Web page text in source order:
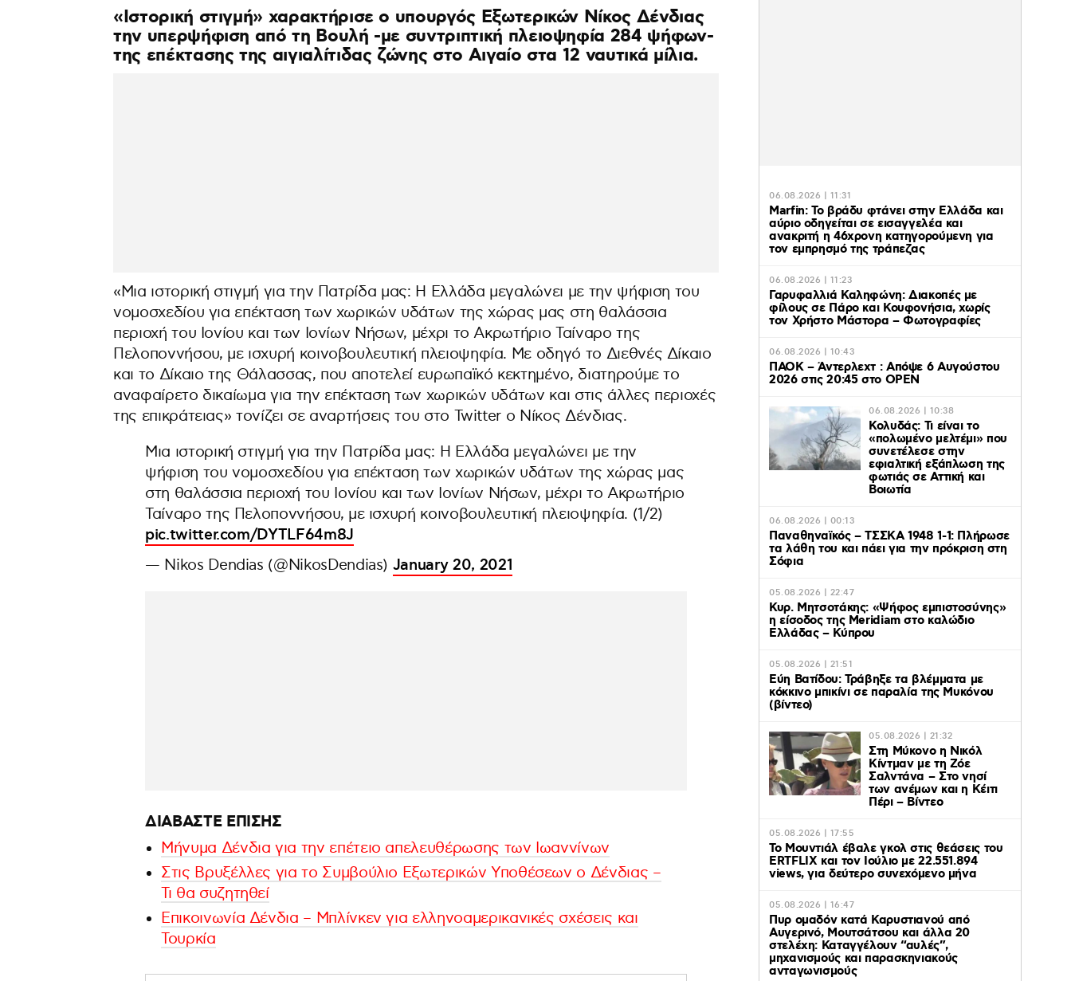
«Ιστορική στιγμή» χαρακτήρισε ο υπουργός Εξωτερικών Νίκος Δένδιας
την υπερψήφιση από τη Βουλή -με συντριπτική πλειοψηφία 284 ψήφων-
της επέκτασης της αιγιαλίτιδας ζώνης στο Αιγαίο στα 12 ναυτικά μίλια.
«Μια ιστορική στιγμή για την Πατρίδα μας: Η Ελλάδα μεγαλώνει με την ψήφιση του
νομοσχεδίου για επέκταση των χωρικών υδάτων της χώρας μας στη θαλάσσια
περιοχή του Ιονίου και των Ιονίων Νήσων, μέχρι το Ακρωτήριο Ταίναρο της
Πελοποννήσου, με ισχυρή κοινοβουλευτική πλειοψηφία. Με οδηγό το Διεθνές Δίκαιο
και το Δίκαιο της Θάλασσας, που αποτελεί ευρωπαϊκό κεκτημένο, διατηρούμε το
αναφαίρετο δικαίωμα για την επέκταση των χωρικών υδάτων και στις άλλες περιοχές
της επικράτειας» τονίζει σε αναρτήσεις του στο Twitter ο Νίκος Δένδιας.
Μια ιστορική στιγμή για την Πατρίδα μας: Η Ελλάδα μεγαλώνει με την
ψήφιση του νομοσχεδίου για επέκταση των χωρικών υδάτων της χώρας μας
στη θαλάσσια περιοχή του Ιονίου και των Ιονίων Νήσων, μέχρι το Ακρωτήριο
Ταίναρο της Πελοποννήσου, με ισχυρή κοινοβουλευτική πλειοψηφία. (1/2)
pic.twitter.com/DYTLF64m8J
— Nikos Dendias (@NikosDendias) January 20, 2021
ΔΙΑΒΑΣΤΕ ΕΠΙΣΗΣ
Μήνυμα Δένδια για την επέτειο απελευθέρωσης των Ιωαννίνων
Στις Βρυξέλλες για το Συμβούλιο Εξωτερικών Υποθέσεων ο Δένδιας –
Τι θα συζητηθεί
Επικοινωνία Δένδια – Μπλίνκεν για ελληνοαμερικανικές σχέσεις και
Τουρκία
06.08.2026 | 11:31
Marfin: Το βράδυ φτάνει στην Ελλάδα και
αύριο οδηγείται σε εισαγγελέα και
ανακριτή η 46χρονη κατηγορούμενη για
τον εμπρησμό της τράπεζας
06.08.2026 | 11:23
Γαρυφαλλιά Καληφώνη: Διακοπές με
φίλους σε Πάρο και Κουφονήσια, χωρίς
τον Χρήστο Μάστορα – Φωτογραφίες
06.08.2026 | 10:43
ΠΑΟΚ – Άντερλεχτ : Απόψε 6 Αυγούστου
2026 στις 20:45 στο ΟΡΕΝ
06.08.2026 | 10:38
Κολυδάς: Τι είναι το
«πολωμένο μελτέμι» που
συνετέλεσε στην
εφιαλτική εξάπλωση της
φωτιάς σε Αττική και
Βοιωτία
06.08.2026 | 00:13
Παναθηναϊκός – ΤΣΣΚΑ 1948 1-1: Πλήρωσε
τα λάθη του και πάει για την πρόκριση στη
Σόφια
05.08.2026 | 22:47
Κυρ. Μητσοτάκης: «Ψήφος εμπιστοσύνης»
η είσοδος της Meridiam στο καλώδιο
Ελλάδας – Κύπρου
05.08.2026 | 21:51
Εύη Βατίδου: Τράβηξε τα βλέμματα με
κόκκινο μπικίνι σε παραλία της Μυκόνου
(βίντεο)
05.08.2026 | 21:32
Στη Μύκονο η Νικόλ
Κίντμαν με τη Ζόε
Σαλντάνα – Στο νησί
των ανέμων και η Κέιτι
Πέρι – Βίντεο
05.08.2026 | 17:55
Το Μουντιάλ έβαλε γκολ στις θεάσεις του
ERTFLIX και τον Ιούλιο με 22.551.894
views, για δεύτερο συνεχόμενο μήνα
05.08.2026 | 16:47
Πυρ ομαδόν κατά Καρυστιανού από
Αυγερινό, Μουτσάτσου και άλλα 20
στελέχη: Καταγγέλουν “αυλές”,
μηχανισμούς και παρασκηνιακούς
ανταγωνισμούς